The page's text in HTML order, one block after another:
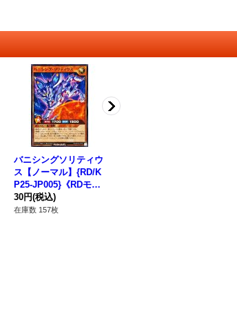
バニシングソリティウ
ス【ノーマル】{RD/K
P25-JP005}《RDモン
スター》
30円(税込)
在庫数 157枚